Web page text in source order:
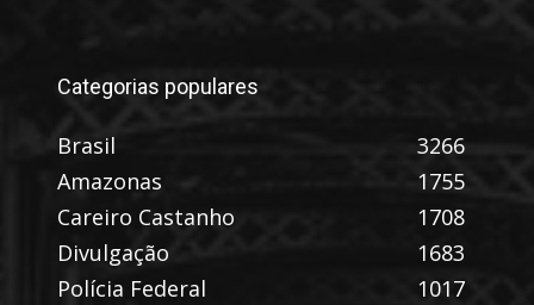
Categorias populares
Brasil
3266
Amazonas
1755
Careiro Castanho
1708
Divulgação
1683
Polícia Federal
1017